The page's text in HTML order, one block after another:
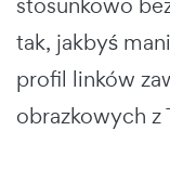
tak, jakbyś
profil linków
obrazkowych z